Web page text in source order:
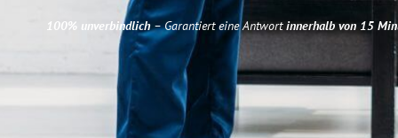
100% unverbindlich– Garantiert eine Antwortinnerhalb von 15